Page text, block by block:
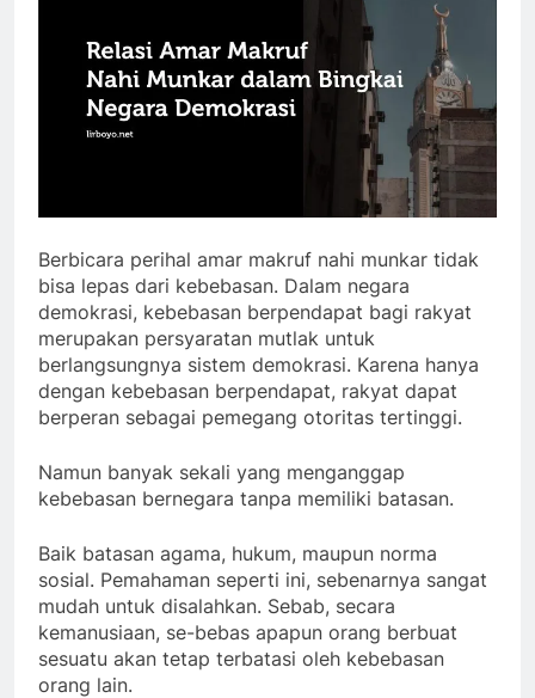
Berbicara perihal amar makruf nahi munkar tidak
bisa lepas dari kebebasan. Dalam negara
demokrasi, kebebasan berpendapat bagi rakyat
merupakan persyaratan mutlak untuk
berlangsungnya sistem demokrasi. Karena hanya
dengan kebebasan berpendapat, rakyat dapat
berperan sebagai pemegang otoritas tertinggi.
Namun banyak sekali yang menganggap
kebebasan bernegara tanpa memiliki batasan.
Baik batasan agama, hukum, maupun norma
sosial. Pemahaman seperti ini, sebenarnya sangat
mudah untuk disalahkan. Sebab, secara
kemanusiaan, se-bebas apapun orang berbuat
sesuatu akan tetap terbatasi oleh kebebasan
orang lain.